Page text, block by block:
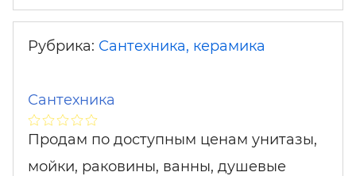
Рубрика: Сантехника, керамика
Сантехника
Продам по доступным ценам унитазы,
мойки, раковины, ванны, душевые